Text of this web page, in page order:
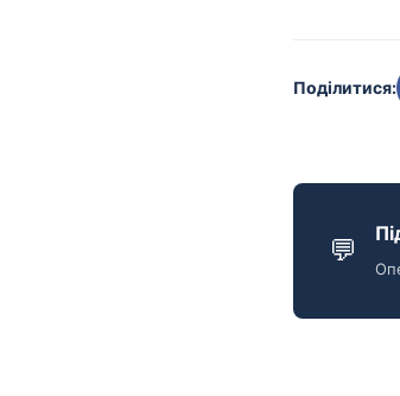
Поділитися:
💬